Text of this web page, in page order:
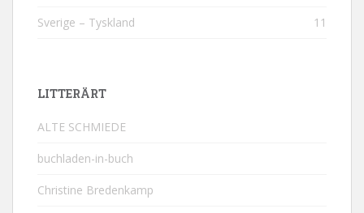
Sverige – Tyskland 11
LITTERÄRT
ALTE SCHMIEDE
buchladen-in-buch
Christine Bredenkamp